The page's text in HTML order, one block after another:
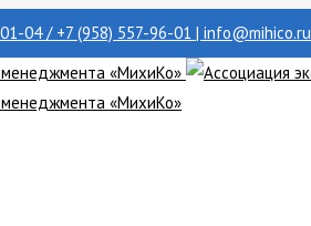
04 / +7 (958) 557-96-01 | info@mihico.ru